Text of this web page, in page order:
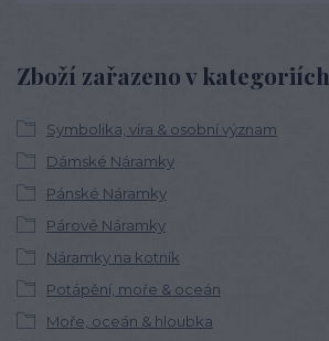
Zboží zařazeno v kategoriích
Symbolika, víra & osobní význam
Dámské Náramky
Pánské Náramky
Párové Náramky
Náramky na kotník
Potápění, moře & oceán
Moře, oceán & hloubka